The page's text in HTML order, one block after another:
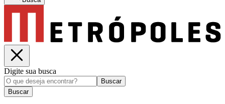
Digite sua busca
Buscar
Buscar